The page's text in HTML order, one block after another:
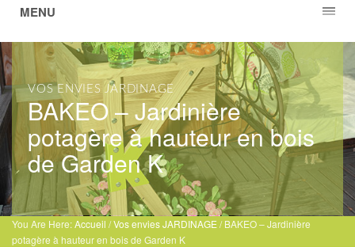
MENU
VOS ENVIES JARDINAGE
BAKEO – Jardinière
potagère à hauteur en bois
de Garden K
You Are Here:Accueil /Vos envies JARDINAGE / BAKEO – Jardinière
potagère à hauteur en bois de Garden K